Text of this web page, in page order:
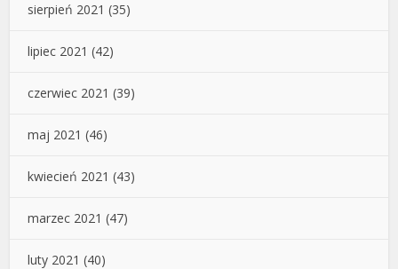
sierpień 2021 (35)
lipiec 2021 (42)
czerwiec 2021 (39)
maj 2021 (46)
kwiecień 2021 (43)
marzec 2021 (47)
luty 2021 (40)